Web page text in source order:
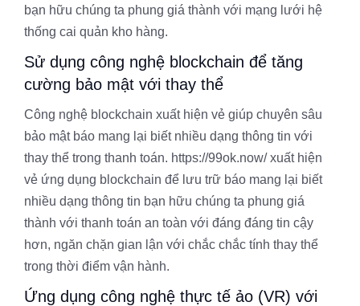
bạn hữu chúng ta phung giá thành với mạng lưới hệ
thống cai quản kho hàng.
Sử dụng công nghệ blockchain để tăng
cường bảo mật với thay thể
Công nghệ blockchain xuất hiện vẻ giúp chuyên sâu
bảo mật báo mang lại biết nhiều dạng thông tin với
thay thể trong thanh toán. https://99ok.now/ xuất hiện
vẻ ứng dụng blockchain để lưu trữ báo mang lại biết
nhiều dạng thông tin bạn hữu chúng ta phung giá
thành với thanh toán an toàn với đáng đáng tin cậy
hơn, ngăn chặn gian lận với chắc chắc tính thay thể
trong thời điểm vận hành.
Ứng dụng công nghệ thực tế ảo (VR) với